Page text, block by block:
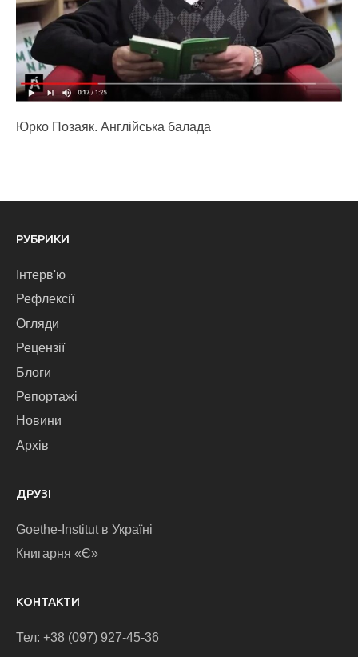
Юрко Позаяк. Англійська балада
РУБРИКИ
Інтерв'ю
Рефлексії
Огляди
Рецензії
Блоги
Репортажі
Новини
Архів
ДРУЗІ
Goethe-Institut в Україні
Книгарня «Є»
КОНТАКТИ
Тел: +38 (097) 927-45-36